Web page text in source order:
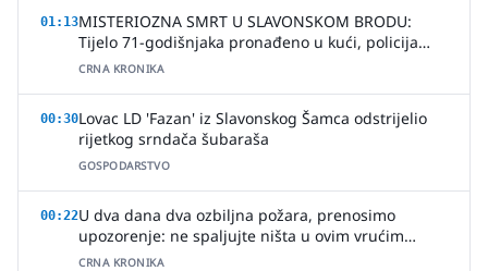
01:13MISTERIOZNA SMRT U SLAVONSKOM BRODU:
Tijelo 71-godišnjaka pronađeno u kući, policija
uhitila jednu osobu
CRNA KRONIKA
00:30Lovac LD 'Fazan' iz Slavonskog Šamca odstrijelio
rijetkog srndača šubaraša
GOSPODARSTVO
00:22U dva dana dva ozbiljna požara, prenosimo
upozorenje: ne spaljujte ništa u ovim vrućim
ljetnim danima
CRNA KRONIKA